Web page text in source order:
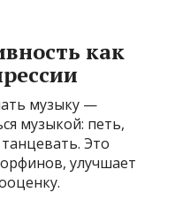
как
музыку —
музыкой: петь,
Это
улучшает